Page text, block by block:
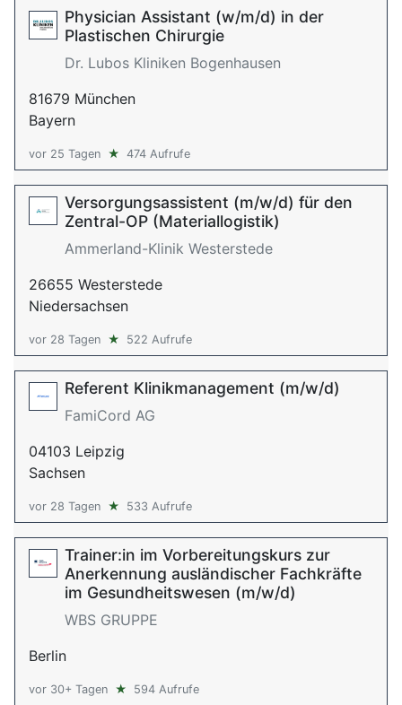
Physician Assistant (w/m/d) in der
Plastischen Chirurgie
Dr. Lubos Kliniken Bogenhausen
81679 München
Bayern
vor 25 Tagen ★ 474 Aufrufe
Versorgungsassistent (m/w/d) für den
Zentral-OP (Materiallogistik)
Ammerland-Klinik Westerstede
26655 Westerstede
Niedersachsen
vor 28 Tagen ★ 522 Aufrufe
Referent Klinikmanagement (m/w/d)
FamiCord AG
04103 Leipzig
Sachsen
vor 28 Tagen ★ 533 Aufrufe
Trainer:in im Vorbereitungskurs zur
Anerkennung ausländischer Fachkräfte
im Gesundheitswesen (m/w/d)
WBS GRUPPE
Berlin
vor 30+ Tagen ★ 594 Aufrufe